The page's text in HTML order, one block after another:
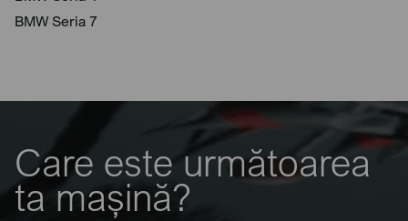
BMW Seria 7
Care este următoarea
ta mașină?